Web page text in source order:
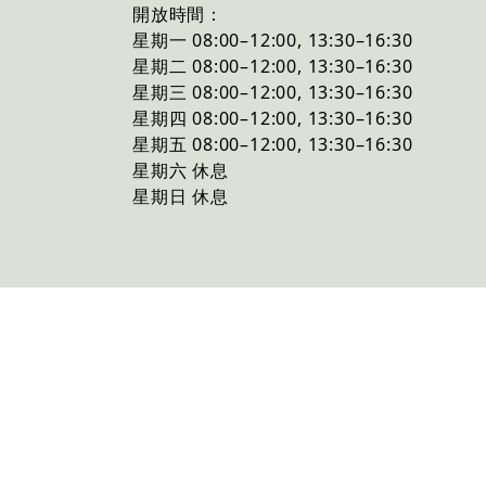
開放時間：
星期一 08:00–12:00, 13:30–16:30
星期二 08:00–12:00, 13:30–16:30
星期三 08:00–12:00, 13:30–16:30
星期四 08:00–12:00, 13:30–16:30
星期五 08:00–12:00, 13:30–16:30
星期六 休息
星期日 休息